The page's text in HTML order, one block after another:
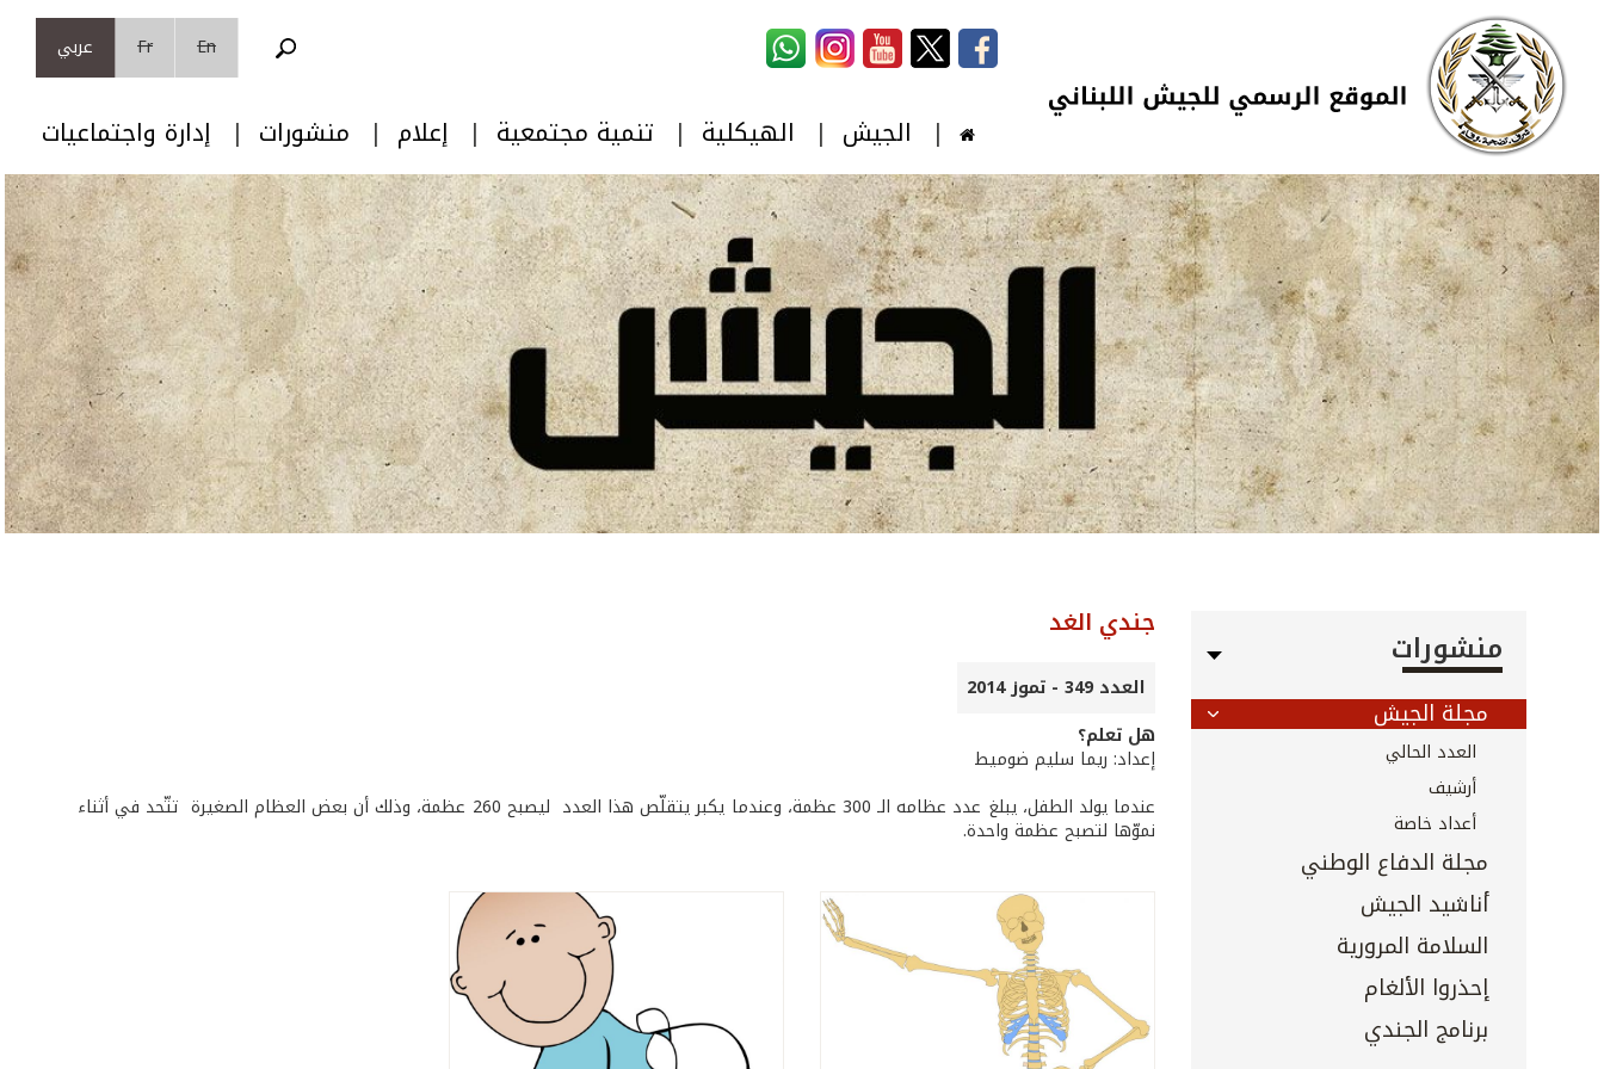
تجاوز إلى المحتوى الرئيسي
Skip to navigation
En
Fr عربي
الجيش الهيكلية تنمية مجتمعية إعلام منشورات إدارة واجتماعيات
منشورات
مجلة الجيش
العدد الحالي
أرشيف
أعداد خاصة
مجلة الدفاع الوطني
أناشيد الجيش
السلامة المرورية
إحذروا الألغام
برنامج الجندي
جندي الغد
العدد 349 - تموز 2014
هل تعلم؟
إعداد: ريما سليم ضوميط
عندما يولد الطفل، يبلغ عدد عظامه الـ 300 عظمة، وعندما يكبر يتقلّص هذا العدد ليصبح 260 عظمة، وذلك أن بعض العظام الصغيرة تتّحد في أثناء
نموّها لتصبح عظمة واحدة.